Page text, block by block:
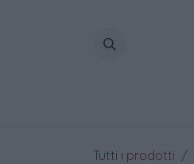
Tutti i prodotti